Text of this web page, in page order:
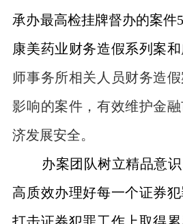
承办最高检挂牌督办的案件
康美药业财务造假系列案和
师事务所相关人员财务造
影响的案件，有效维护金
济发展安全。
办案团队树立精品意
高质效办理好每一个证券